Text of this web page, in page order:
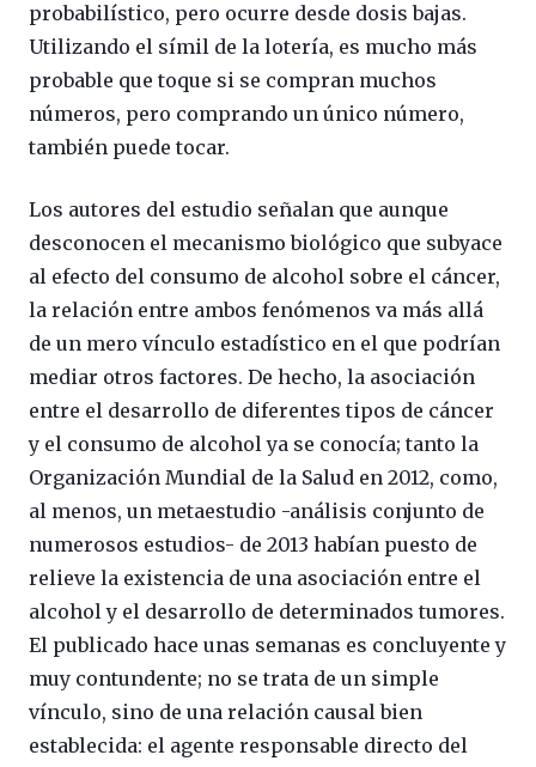
probabilístico, pero ocurre desde dosis bajas.
Utilizando el símil de la lotería, es mucho más
probable que toque si se compran muchos
números, pero comprando un único número,
también puede tocar.
Los autores del estudio señalan que aunque
desconocen el mecanismo biológico que subyace
al efecto del consumo de alcohol sobre el cáncer,
la relación entre ambos fenómenos va más allá
de un mero vínculo estadístico en el que podrían
mediar otros factores. De hecho, la asociación
entre el desarrollo de diferentes tipos de cáncer
y el consumo de alcohol ya se conocía; tanto la
Organización Mundial de la Salud en 2012, como,
al menos, un metaestudio -análisis conjunto de
numerosos estudios- de 2013 habían puesto de
relieve la existencia de una asociación entre el
alcohol y el desarrollo de determinados tumores.
El publicado hace unas semanas es concluyente y
muy contundente; no se trata de un simple
vínculo, sino de una relación causal bien
establecida: el agente responsable directo del